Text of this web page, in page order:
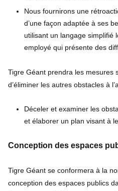
Nous fournirons une
d’une façon adaptée à ses
utilisant un langage simplifié
employé qui présente des
Tigre Géant prendra les mesures
d’éliminer les autres obstacles à
Déceler et examiner les
et élaborer un plan visant à
Conception des espaces
Tigre Géant se conformera à la
conception des espaces publics